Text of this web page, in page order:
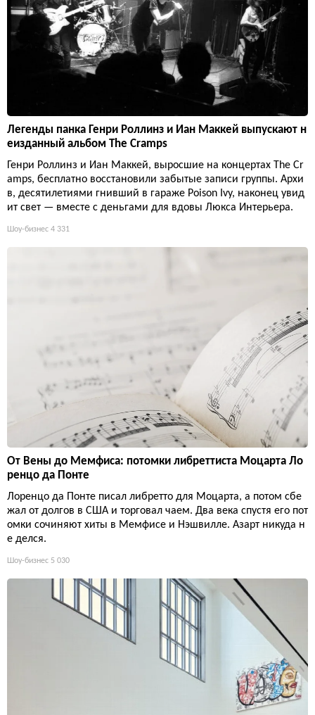
Легенды панка Генри Роллинз и Иан Маккей выпускают н
еизданный альбом The Cramps
Генри Роллинз и Иан Маккей, выросшие на концертах The Cr
amps, бесплатно восстановили забытые записи группы. Архи
в, десятилетиями гнивший в гараже Poison Ivy, наконец увид
ит свет — вместе с деньгами для вдовы Люкса Интерьера.
Шоу-бизнес 4 331
От Вены до Мемфиса: потомки либреттиста Моцарта Ло
ренцо да Понте
Лоренцо да Понте писал либретто для Моцарта, а потом сбе
жал от долгов в США и торговал чаем. Два века спустя его пот
омки сочиняют хиты в Мемфисе и Нэшвилле. Азарт никуда н
е делся.
Шоу-бизнес 5 030